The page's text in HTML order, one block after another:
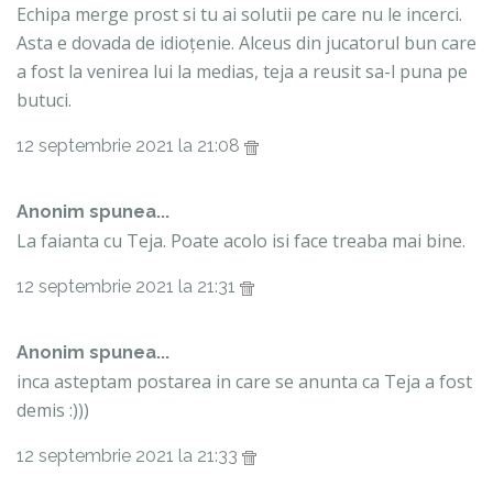
Echipa merge prost si tu ai solutii pe care nu le incerci.
Asta e dovada de idioțenie. Alceus din jucatorul bun care
a fost la venirea lui la medias, teja a reusit sa-l puna pe
butuci.
12 septembrie 2021 la 21:08
Anonim spunea...
La faianta cu Teja. Poate acolo isi face treaba mai bine.
12 septembrie 2021 la 21:31
Anonim spunea...
inca asteptam postarea in care se anunta ca Teja a fost
demis :)))
12 septembrie 2021 la 21:33